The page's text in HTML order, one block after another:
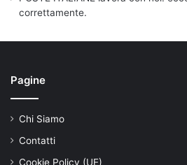
correttamente.
Pagine
Chi Siamo
Contatti
Cookie Policy (UE)